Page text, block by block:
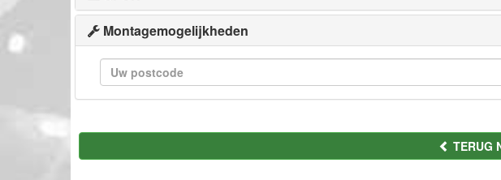
Montagemogelijkheden
TERUG